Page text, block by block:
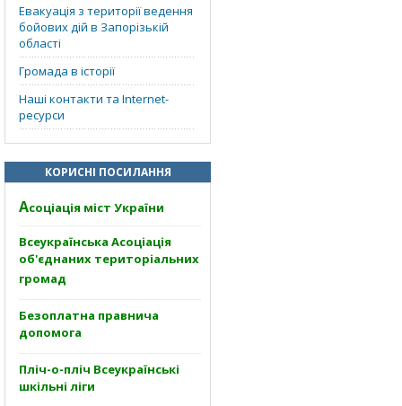
Евакуація з території ведення
бойових дій в Запорізькій
області
Громада в історії
Наші контакти та Internet-
ресурси
КОРИСНІ ПОСИЛАННЯ
Асоціація міст України
Всеукраїнська Асоціація
об'єднаних територіальних
громад
Безоплатна правнича
допомога
Пліч-о-пліч Всеукраїнські
шкільні ліги